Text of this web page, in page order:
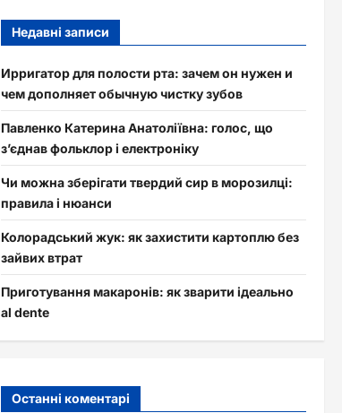
Недавні записи
Ирригатор для полости рта: зачем он нужен и
чем дополняет обычную чистку зубов
Павленко Катерина Анатоліївна: голос, що
з’єднав фольклор і електроніку
Чи можна зберігати твердий сир в морозилці:
правила і нюанси
Колорадський жук: як захистити картоплю без
зайвих втрат
Приготування макаронів: як зварити ідеально
al dente
Останні коментарі